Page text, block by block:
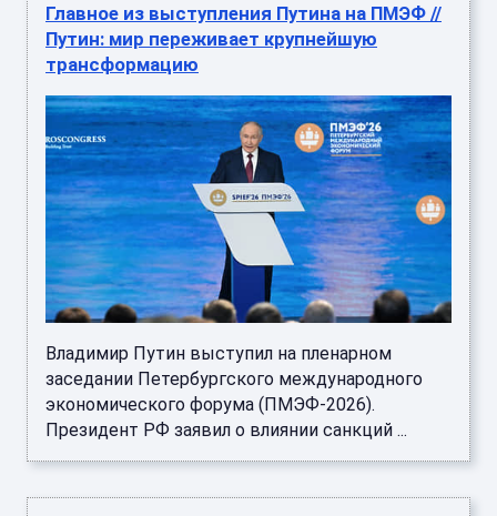
Главное из выступления Путина на ПМЭФ //
Путин: мир переживает крупнейшую
трансформацию
Владимир Путин выступил на пленарном
заседании Петербургского международного
экономического форума (ПМЭФ-2026).
Президент РФ заявил о влиянии санкций ...